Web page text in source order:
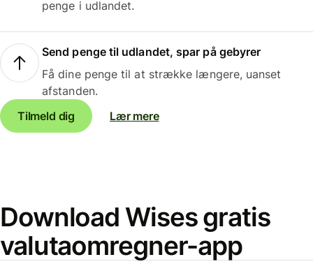
penge i udlandet.
Send penge til udlandet, spar på gebyrer
Få dine penge til at strække længere, uanset
afstanden.
Tilmeld dig
Lær mere
Download Wises gratis
valutaomregner-app